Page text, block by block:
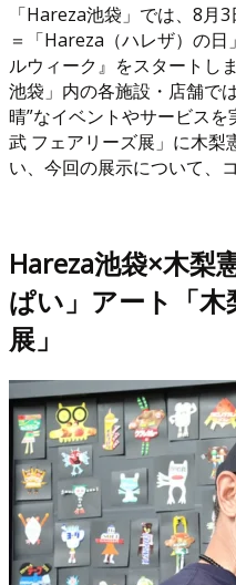
「Hareza池袋」では、8月
＝「Hareza（ハレザ）の
ルウィーク』をスタートし
池袋」内の各施設・店舗で
晴”なイベントやサービス
武 フェアリーズ展」に木梨
い、今回の展示について、
Hareza池袋×木梨
ぱい」アート「
展」